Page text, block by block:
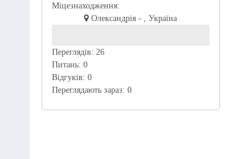
Міцезнаходження:
Олександрія - , Україна
Переглядів: 26
Питань: 0
Відгуків: 0
Переглядають зараз: 0